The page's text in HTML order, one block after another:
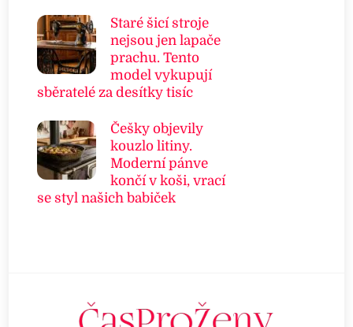
Staré šicí stroje
nejsou jen lapače
prachu. Tento
model vykupují
sběratelé za desítky tisíc
Češky objevily
kouzlo litiny.
Moderní pánve
končí v koši, vrací
se styl našich babiček